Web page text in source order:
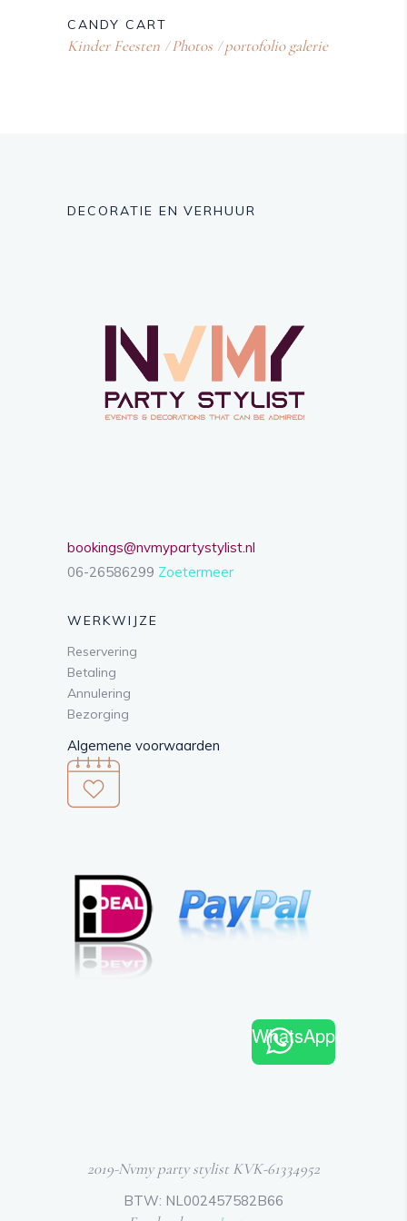
CANDY CART
Kinder Feesten Photos portofolio galerie
DECORATIE EN VERHUUR
bookings@nvmypartystylist.nl
06-26586299 Zoetermeer
WERKWIJZE
Reservering
Betaling
Annulering
Bezorging
Algemene voorwaarden
WhatsApp
2019-Nvmy party stylist KVK-61334952
BTW: NL002457582B66